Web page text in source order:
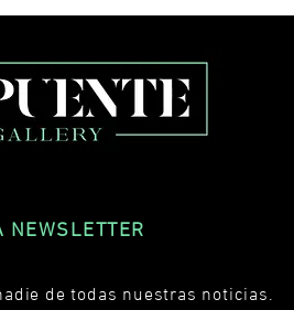
de todas nuestras noticias.